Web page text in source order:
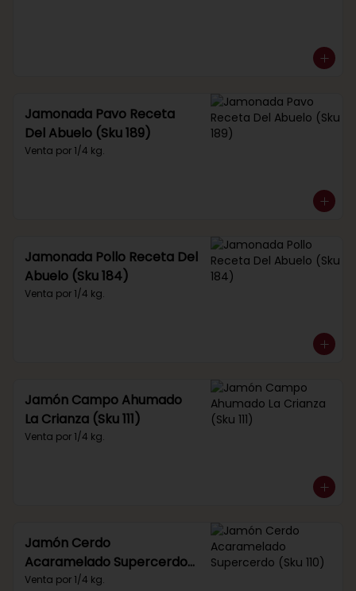
Jamonada Pavo Receta
Del Abuelo (Sku 189)
Venta por 1/4 kg.
Jamonada Pollo Receta Del
Abuelo (Sku 184)
Venta por 1/4 kg.
Jamón Campo Ahumado
La Crianza (Sku 111)
Venta por 1/4 kg.
Jamón Cerdo
Acaramelado Supercerdo
(Sku 110)
Venta por 1/4 kg.